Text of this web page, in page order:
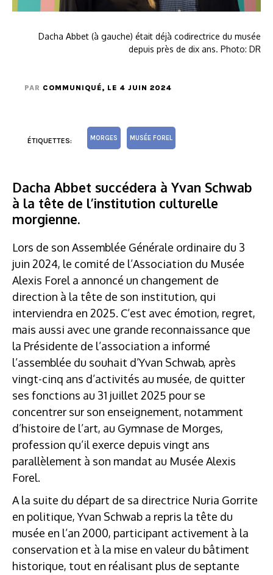
Dacha Abbet (à gauche) était déjà codirectrice du musée
depuis près de dix ans. Photo: DR
PAR COMMUNIQUÉ, LE 4 JUIN 2024
ÉTIQUETTES: MORGES MUSÉE FOREL
Dacha Abbet succédera à Yvan Schwab
à la tête de l’institution culturelle
morgienne.
Lors de son Assemblée Générale ordinaire du 3
juin 2024, le comité de l’Association du Musée
Alexis Forel a annoncé un changement de
direction à la tête de son institution, qui
interviendra en 2025. C’est avec émotion, regret,
mais aussi avec une grande reconnaissance que
la Présidente de l’association a informé
l’assemblée du souhait d’Yvan Schwab, après
vingt-cinq ans d’activités au musée, de quitter
ses fonctions au 31 juillet 2025 pour se
concentrer sur son enseignement, notamment
d’histoire de l’art, au Gymnase de Morges,
profession qu’il exerce depuis vingt ans
parallèlement à son mandat au Musée Alexis
Forel.
A la suite du départ de sa directrice Nuria Gorrite
en politique, Yvan Schwab a repris la tête du
musée en l’an 2000, participant activement à la
conservation et à la mise en valeur du bâtiment
historique, tout en réalisant plus de septante